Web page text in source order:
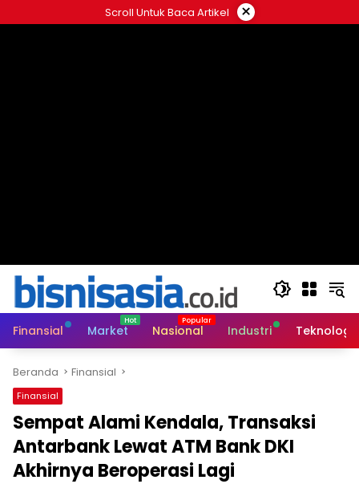
ke
Scroll Untuk Baca Artikel ×
Finansial Market Nasional Industri Teknologi
Beranda Finansial
Finansial
Sempat Alami Kendala, Transaksi
Antarbank Lewat ATM Bank DKI
Akhirnya Beroperasi Lagi